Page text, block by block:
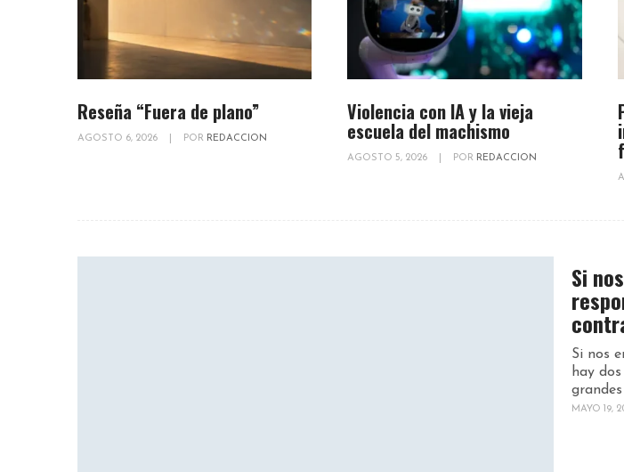
Reseña “Fuera de plano”
AGOSTO 6, 2026 POR REDACCION
Violencia con IA y la vieja
escuela del machismo
AGOSTO 5, 2026 POR REDACCION
Si
Si
hay
MAYO 19,